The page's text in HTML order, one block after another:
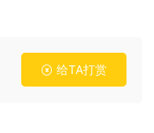
给TA打赏